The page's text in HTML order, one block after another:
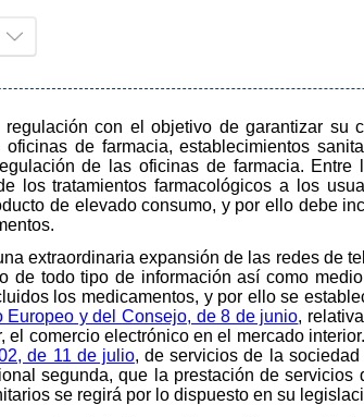
con el objetivo de garantizar su
de farmacia, establecimientos
de las oficinas de farmacia.
los tratamientos farmacológicos a los
de elevado consumo, y por ello debe
extraordinaria expansión de las redes de
de todo tipo de información así como
los medicamentos, y por ello se
Europeo y del Consejo, de 8 de junio,
comercio electrónico en el mercado
de 11 de julio, de servicios de la
segunda, que la prestación de servicios
se regirá por lo dispuesto en su